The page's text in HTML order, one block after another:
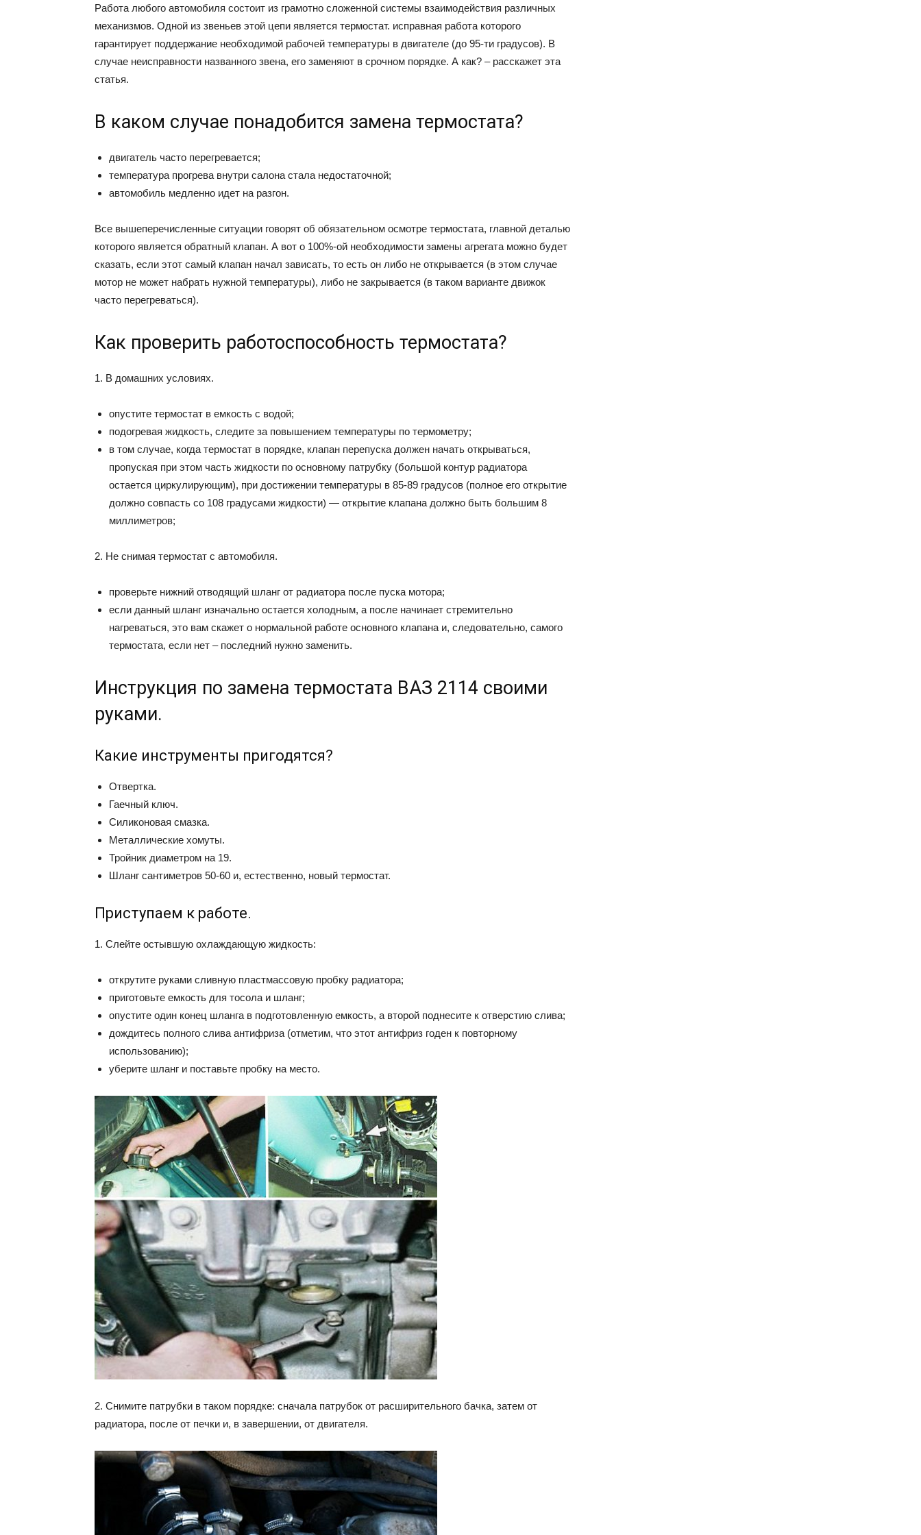
Работа любого автомобиля состоит из грамотно сложенной системы взаимодействия различных
механизмов. Одной из звеньев этой цепи является термостат. исправная работа которого
гарантирует поддержание необходимой рабочей температуры в двигателе (до 95-ти градусов). В
случае неисправности названного звена, его заменяют в срочном порядке. А как? – расскажет эта
статья.
В каком случае понадобится замена термостата?
двигатель часто перегревается;
температура прогрева внутри салона стала недостаточной;
автомобиль медленно идет на разгон.
Все вышеперечисленные ситуации говорят об обязательном осмотре термостата, главной деталью
которого является обратный клапан. А вот о 100%-ой необходимости замены агрегата можно будет
сказать, если этот самый клапан начал зависать, то есть он либо не открывается (в этом случае
мотор не может набрать нужной температуры), либо не закрывается (в таком варианте движок
часто перегреваться).
Как проверить работоспособность термостата?
1. В домашних условиях.
опустите термостат в емкость с водой;
подогревая жидкость, следите за повышением температуры по термометру;
в том случае, когда термостат в порядке, клапан перепуска должен начать открываться,
пропуская при этом часть жидкости по основному патрубку (большой контур радиатора
остается циркулирующим), при достижении температуры в 85-89 градусов (полное его открытие
должно совпасть со 108 градусами жидкости) — открытие клапана должно быть большим 8
миллиметров;
2. Не снимая термостат с автомобиля.
проверьте нижний отводящий шланг от радиатора после пуска мотора;
если данный шланг изначально остается холодным, а после начинает стремительно
нагреваться, это вам скажет о нормальной работе основного клапана и, следовательно, самого
термостата, если нет – последний нужно заменить.
Инструкция по замена термостата ВАЗ 2114 своими
руками.
Какие инструменты пригодятся?
Отвертка.
Гаечный ключ.
Силиконовая смазка.
Металлические хомуты.
Тройник диаметром на 19.
Шланг сантиметров 50-60 и, естественно, новый термостат.
Приступаем к работе.
1. Слейте остывшую охлаждающую жидкость:
открутите руками сливную пластмассовую пробку радиатора;
приготовьте емкость для тосола и шланг;
опустите один конец шланга в подготовленную емкость, а второй поднесите к отверстию слива;
дождитесь полного слива антифриза (отметим, что этот антифриз годен к повторному
использованию);
уберите шланг и поставьте пробку на место.
2. Снимите патрубки в таком порядке: сначала патрубок от расширительного бачка, затем от
радиатора, после от печки и, в завершении, от двигателя.